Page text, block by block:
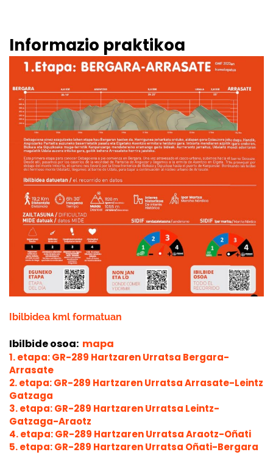
Informazio praktikoa
Ibilbidea kml formatuan
Ibilbide osoa: mapa
1. etapa: GR-289 Hartzaren Urratsa Bergara-
Arrasate
2. etapa: GR-289 Hartzaren Urratsa Arrasate-Leintz
Gatzaga
3. etapa: GR-289 Hartzaren Urratsa Leintz-
Gatzaga-Araotz
4. etapa: GR-289 Hartzaren Urratsa Araotz-Oñati
5. etapa: GR-289 Hartzaren Urratsa Oñati-Bergara